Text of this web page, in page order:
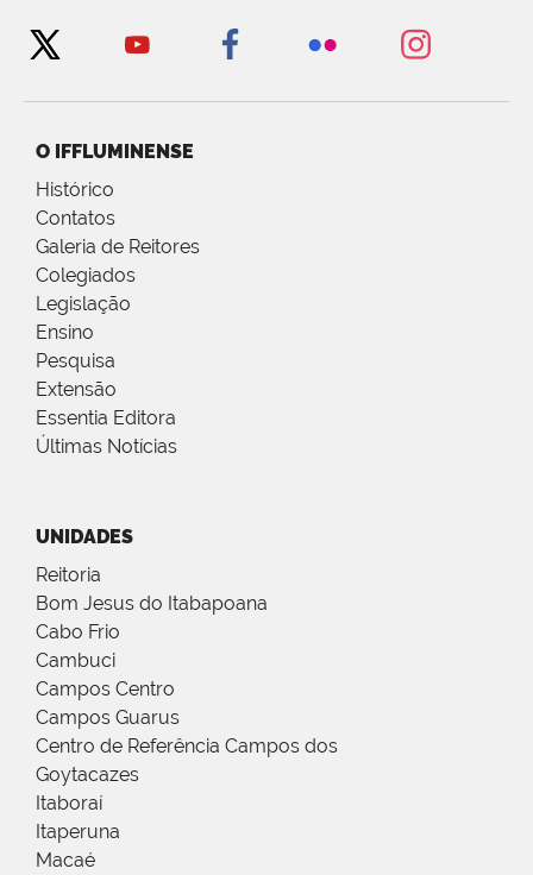
O IFFLUMINENSE
Histórico
Contatos
Galeria de Reitores
Colegiados
Legislação
Ensino
Pesquisa
Extensão
Essentia Editora
Últimas Notícias
UNIDADES
Reitoria
Bom Jesus do Itabapoana
Cabo Frio
Cambuci
Campos Centro
Campos Guarus
Centro de Referência Campos dos
Goytacazes
Itaboraí
Itaperuna
Macaé